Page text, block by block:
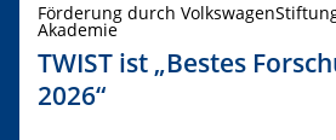
Förderung durch
Akademie
TWIST ist „Bestes
2026“